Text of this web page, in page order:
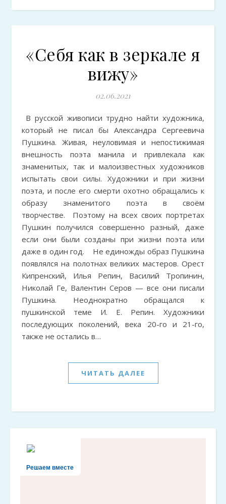
«Себя как в зеркале я
вижу»
02.06.2021
В русской живописи трудно найти художника,
который не писал бы Александра Сергеевича
Пушкина. Живая, неуловимая и непостижимая
внешность поэта манила и привлекала как
знаменитых, так и малоизвестных художников
испытать свои силы. Художники и при жизни
поэта, и после его смерти охотно обращались к
образу знаменитого поэта в своём
творчестве. Поэтому на всех своих портретах
Пушкин получился совершенно разный, даже
если они были созданы при жизни поэта или
даже в один год. Не единожды образ Пушкина
появлялся на полотнах великих мастеров. Орест
Кипренский, Илья Репин, Василий Тропинин,
Николай Ге, Валентин Серов — все они писали
Пушкина. Неоднократно обращался к
пушкинской теме И. Е. Репин. Художники
последующих поколений, века 20-го и 21-го,
также не остались в…
ЧИТАТЬ ДАЛЕЕ
Решаем вместе